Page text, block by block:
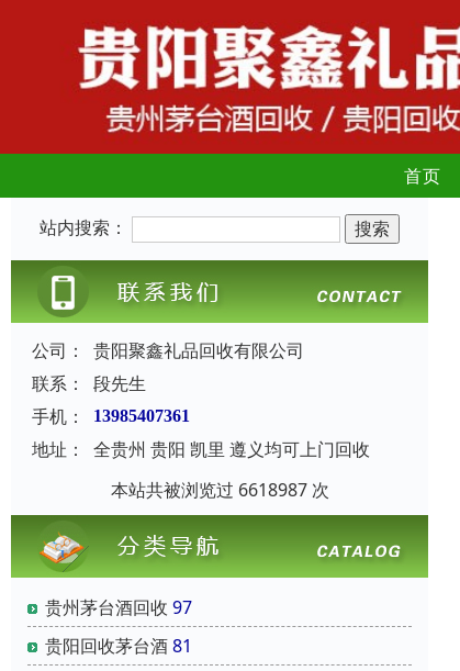
首页
站内搜索：
公司：
贵阳聚鑫礼品回收有限公司
联系：
段先生
手机：
13985407361
地址：
全贵州 贵阳 凯里 遵义均可上门回收
本站共被浏览过 6618987 次
贵州茅台酒回收 97
贵阳回收茅台酒81